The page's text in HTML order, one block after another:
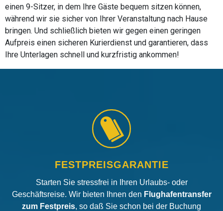
einen 9-Sitzer, in dem Ihre Gäste bequem sitzen können,
während wir sie sicher von Ihrer Veranstaltung nach Hause
bringen. Und schließlich bieten wir gegen einen geringen
Aufpreis einen sicheren Kurierdienst und garantieren, dass
Ihre Unterlagen schnell und kurzfristig ankommen!
FESTPREISGARANTIE
Starten Sie stressfrei in Ihren Urlaubs- oder
Geschäftsreise. Wir bieten Ihnen den Flughafentransfer
zum Festpreis, so daß Sie schon bei der Buchung